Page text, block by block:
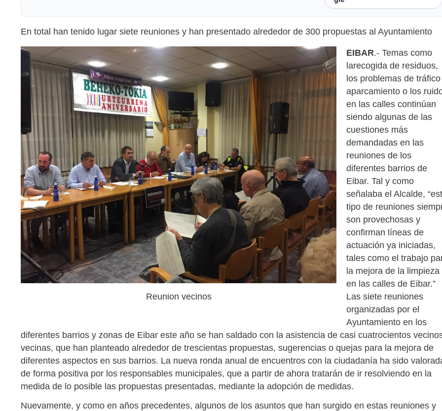
En total han tenido lugar siete reuniones y han presentado alrededor de 300 propuestas al Ayuntamiento
Reunion vecinos
EIBAR.- Temas como
larecogida de residuos,
los problemas de
aparcamiento o los
en las calles continúan
siendo algunas de las
cuestiones más
demandadas en las
reuniones de los
diferentes barrios de
Eibar. Tal y como
señalaba el Alcalde,
tipo de reuniones
son provechosas y
confirman líneas de
actuación ya iniciadas,
tales como el trabajo
la mejora de la limpieza
en las calles de Eibar.”
Las siete reuniones
organizadas por el
Ayuntamiento en los
diferentes barrios y zonas de Eibar este año se han saldado con la asistencia de casi cuatrocientos
vecinas, que han planteado alrededor de trescientas propuestas, sugerencias o quejas para la mejora de
diferentes aspectos en sus barrios. La nueva ronda anual de encuentros con la ciudadanía ha sido
de forma positiva por los responsables municipales, que a partir de ahora tratarán de ir resolviendo en la
medida de lo posible las propuestas presentadas, mediante la adopción de medidas.
Nuevamente, y como en años precedentes, algunos de los asuntos que han surgido en estas reuniones y